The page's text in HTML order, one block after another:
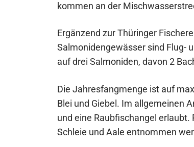
kommen an der
Ergänzend zur Thüringer
Salmonidengewässer sind Flug-
auf drei Salmoniden, davon 2
Die Jahresfangmenge ist auf
Blei und Giebel. Im allgemeinen
und eine Raubfischangel erlaubt.
Schleie und Aale entnommen